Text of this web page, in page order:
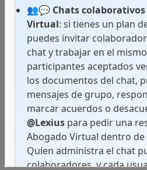
👥💬 Chats
Virtual: si tienes un plan
puedes invitar
chat y trabajar en el
participantes aceptados
los documentos del chat,
mensajes de grupo,
marcar acuerdos o
@Lexius para pedir una
Abogado Virtual dentro de
Quien administra el chat
colaboradores, y cada
Jurisprudencia
Suprema Corte de
Primera Sala
Segunda Sala